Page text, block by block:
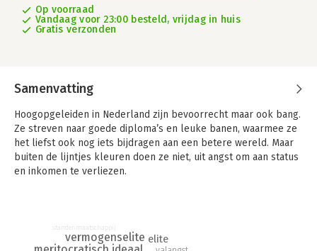
Op voorraad
Vandaag voor 23:00 besteld, vrijdag in huis
Gratis verzonden
Samenvatting
Hoogopgeleiden in Nederland zijn bevoorrecht maar ook bang.
Ze streven naar goede diploma’s en leuke banen, waarmee ze
het liefst ook nog iets bijdragen aan een betere wereld. Maar
buiten de lijntjes kleuren doen ze niet, uit angst om aan status
en inkomen te verliezen.
Hij vertaalt werk van Amerikaanse denkers over klasse naar de
Nederlandse context, en kijkt door die bril naar het
vermogenselite elite
standenmaatschappij